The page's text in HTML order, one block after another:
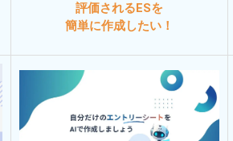
評価されるESを
簡単に作成したい！